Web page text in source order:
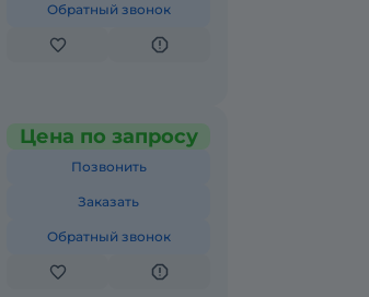
Обратный звонок
Цена по запросу
Позвонить
Заказать
Обратный звонок